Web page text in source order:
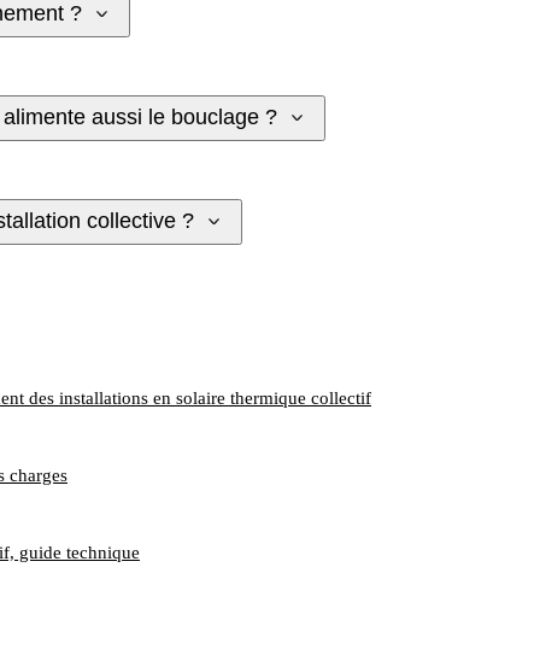
?
aussi le bouclage ?
collective ?
des installations en solaire thermique collectif
charges
guide technique